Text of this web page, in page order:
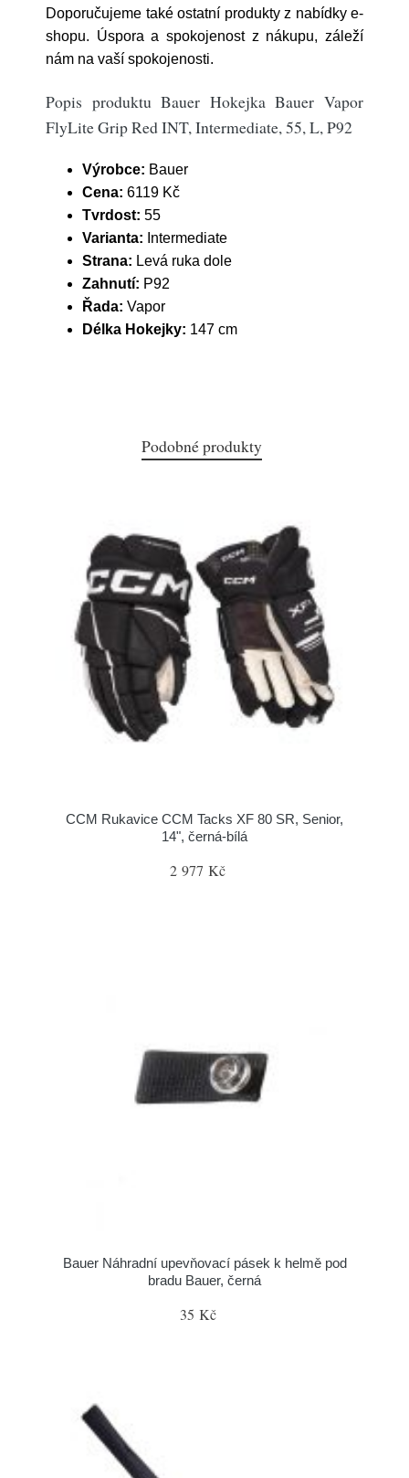
Doporučujeme také ostatní produkty z nabídky e-
shopu. Úspora a spokojenost z nákupu, záleží
nám na vaší spokojenosti.
Popis produktu Bauer Hokejka Bauer Vapor
FlyLite Grip Red INT, Intermediate, 55, L, P92
Výrobce: Bauer
Cena: 6119 Kč
Tvrdost: 55
Varianta: Intermediate
Strana: Levá ruka dole
Zahnutí: P92
Řada: Vapor
Délka Hokejky: 147 cm
Podobné produkty
CCM Rukavice CCM Tacks XF 80 SR, Senior,
14", černá-bílá
2 977 Kč
Bauer Náhradní upevňovací pásek k helmě pod
bradu Bauer, černá
35 Kč